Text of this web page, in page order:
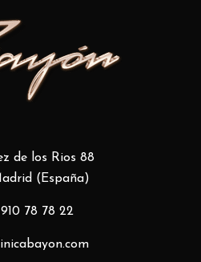
de los Rios 88
(España)
78 78 22